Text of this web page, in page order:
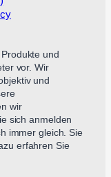
und
vor. Wir
und
wir
sich anmelden
immer gleich. Sie
erfahren Sie